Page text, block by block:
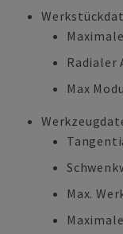
Radialer
Max
Max.